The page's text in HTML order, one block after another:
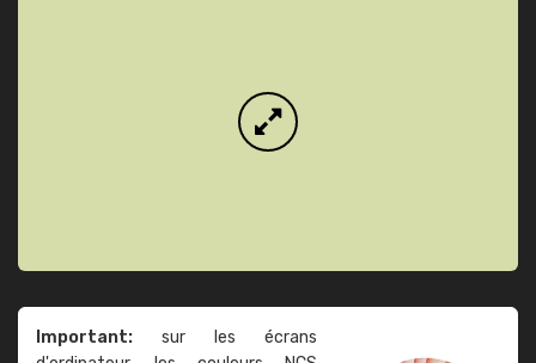
Important: sur les écrans